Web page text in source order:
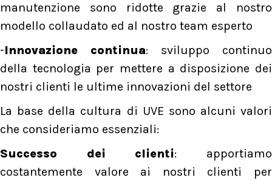
manutenzione sono ridotte grazie al nostro
modello collaudato ed al nostro team esperto
-Innovazione continua: sviluppo continuo
della tecnologia per mettere a disposizione dei
nostri clienti le ultime innovazioni del settore
La base della cultura di UVE sono alcuni valori
che consideriamo essenziali:
Successo dei clienti: apportiamo
costantemente valore ai nostri clienti per